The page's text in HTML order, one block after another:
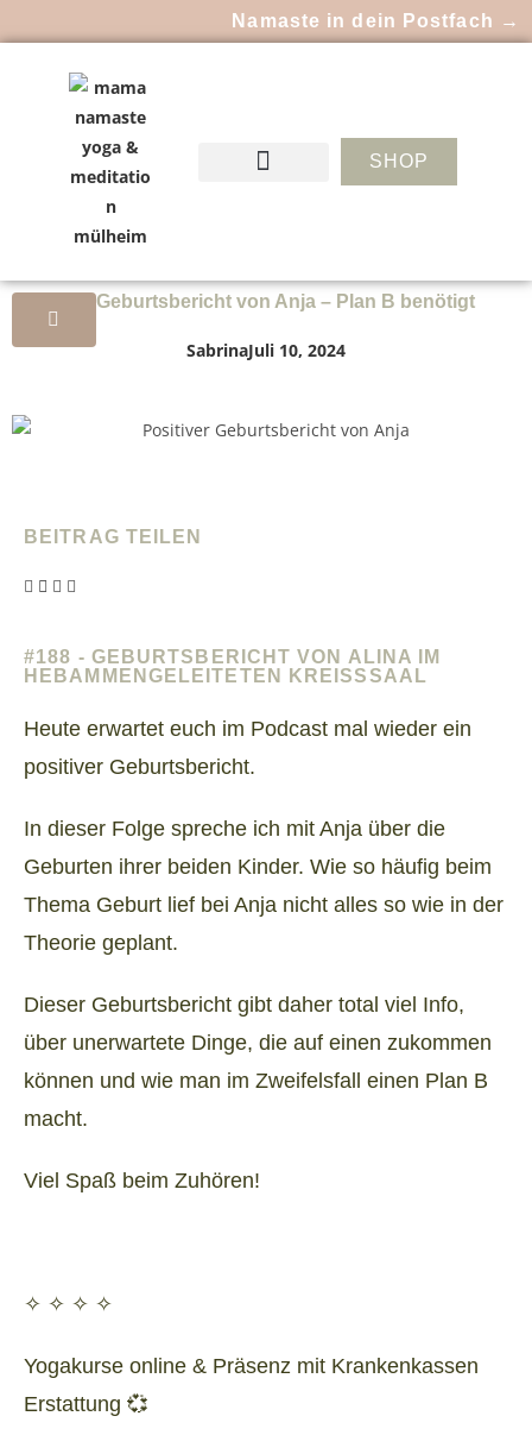
Namaste in dein Postfach →
SHOP
Positiver Geburtsbericht von Anja – Plan B benötigt
SabrinaJuli 10, 2024
BEITRAG TEILEN
#188 - GEBURTSBERICHT VON ALINA IM
HEBAMMENGELEITETEN KREISSSAAL
Heute erwartet euch im Podcast mal wieder ein
positiver Geburtsbericht.
In dieser Folge spreche ich mit Anja über die
Geburten ihrer beiden Kinder. Wie so häufig beim
Thema Geburt lief bei Anja nicht alles so wie in der
Theorie geplant.
Dieser Geburtsbericht gibt daher total viel Info,
über unerwartete Dinge, die auf einen zukommen
können und wie man im Zweifelsfall einen Plan B
macht.
Viel Spaß beim Zuhören!
✧ ✧ ✧ ✧
Yogakurse online & Präsenz mit Krankenkassen
Erstattung 💞